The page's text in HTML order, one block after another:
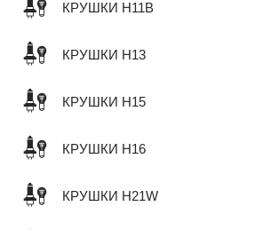
КРУШКИ H11B
КРУШКИ H13
КРУШКИ H15
КРУШКИ H16
КРУШКИ H21W